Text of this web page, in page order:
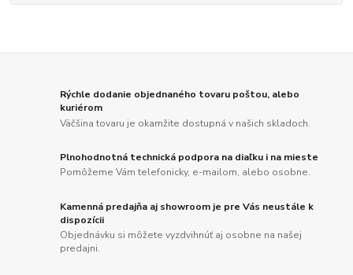
Rýchle dodanie objednaného tovaru poštou, alebo
kuriérom
Väčšina tovaru je okamžite dostupná v našich skladoch.
Plnohodnotná technická podpora na diaľku i na mieste
Pomôžeme Vám telefonicky, e-mailom, alebo osobne.
Kamenná predajňa aj showroom je pre Vás neustále k
dispozícii
Objednávku si môžete vyzdvihnúť aj osobne na našej
predajni.